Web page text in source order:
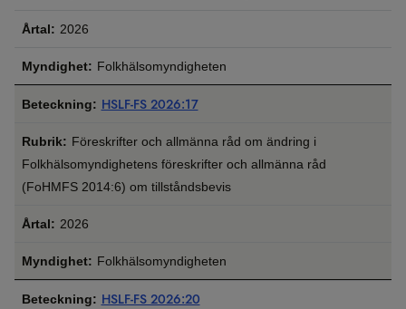
2026
Folkhälsomyndigheten
HSLF-FS 2026:17
Föreskrifter och allmänna råd om ändring i
Folkhälsomyndighetens föreskrifter och allmänna råd
(FoHMFS 2014:6) om tillståndsbevis
2026
Folkhälsomyndigheten
HSLF-FS 2026:20